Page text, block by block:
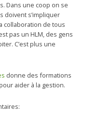
Dans une coop on se
doivent s’impliquer
collaboration de tous
pas un HLM, des gens
C’est plus une
donne des formations
aider à la gestion.